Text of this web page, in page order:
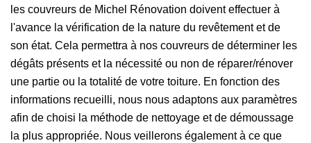
les couvreurs de Michel Rénovation doivent effectuer à
l'avance la vérification de la nature du revêtement et de
son état. Cela permettra à nos couvreurs de déterminer les
dégâts présents et la nécessité ou non de réparer/rénover
une partie ou la totalité de votre toiture. En fonction des
informations recueilli, nous nous adaptons aux paramètres
afin de choisi la méthode de nettoyage et de démoussage
la plus appropriée. Nous veillerons également à ce que